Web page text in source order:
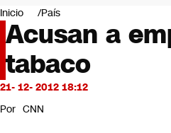
Mundo
Negocios
Deportes
Programas completos
Cultura
Servicios
Bits
CNN Data
Inicio País
Acusan a
tabaco
21- 12- 2012 18:12
Por CNN